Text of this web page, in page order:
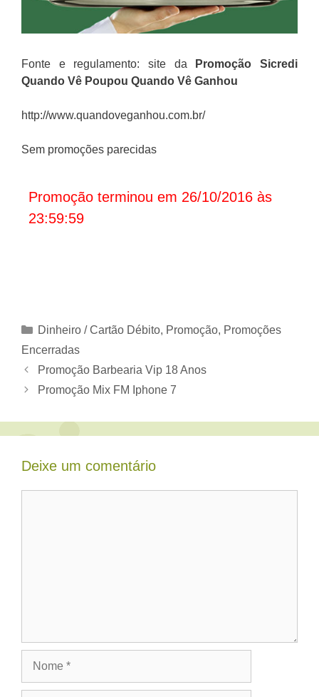
Fonte e regulamento: site da PromoçãoSicredi
Quando Vê Poupou Quando Vê Ganhou
http://www.quandoveganhou.com.br/
Sem promoções parecidas
Promoção terminou em 26/10/2016 às
23:59:59
Categorias
Dinheiro / Cartão Débito, Promoção, Promoções
Encerradas
Promoção Barbearia Vip 18 Anos
Promoção Mix FM Iphone 7
Deixe um comentário